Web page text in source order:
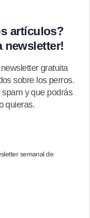
artículos?
newsletter!
gratuita
sobre los perros.
y que podrás
quieras.
semanal de